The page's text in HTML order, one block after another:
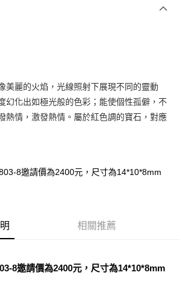
美麗的火焰，光線照射下展現不同的靈動
幻化出如極光般的色彩；能使個性孤僻，不
熱情，激發熱情。屬於紅色調的寶石，對應
8邀請價為2400元，尺寸為14*10*8mm
相關推薦
8邀請價為2400元，尺寸為14*10*8mm